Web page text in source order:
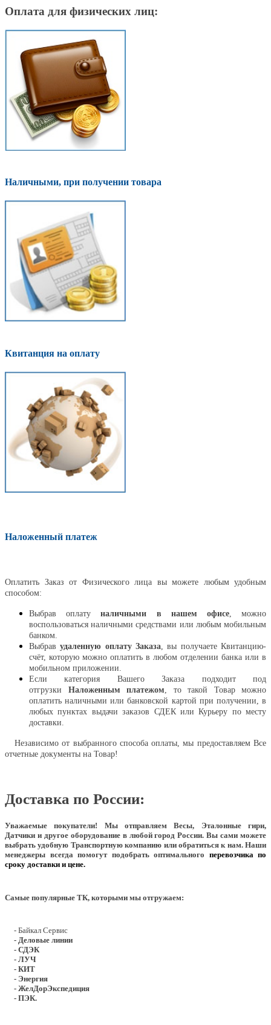
Оплата для физических лиц:
Наличными, при получении товара
Квитанция на оплату
Наложенный платеж
Оплатить Заказ от Физического лица вы можете любым удобным
способом:
Выбрав оплатуналичными в нашем офисе, можно
воспользоваться наличными средствами или любым мобильным
банком.
Выбравудаленную оплату Заказа , вы получаете Квитанцию-
счёт, которую можно оплатить в любом отделении банка или в
мобильном приложении.
Если категория Вашего Заказа подходит под
отгрузки Наложенным платежом , то такой Товар можно
оплатить наличными или банковской картой при получении, в
любых пунктах выдачи заказов СДЕК или Курьеру по месту
доставки.
Независимо от выбранного способа оплаты, мы предоставляем Все
отчетные документы на Товар!
Доставка по России:
Уважаемые покупатели! Мы отправляем Весы, Эталонные гири,
Датчики и другое оборудование в любой город России. Вы сами можете
выбрать удобную Транспортную компанию или обратиться к нам. Наши
менеджеры всегда помогут подобрать оптимального перевозчика по
сроку доставки и цене.
Самые популярные ТК, которыми мы отгружаем:
- Байкал Сервис
- Деловые линии
- СДЭК
- ЛУЧ
- КИТ
- Энергия
- ЖелДорЭкспедиция
- ПЭК.